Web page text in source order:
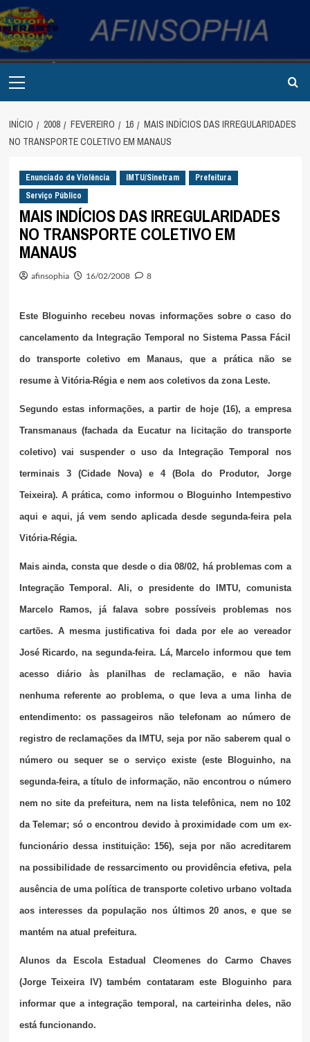
Avançar
para
o
conteúdo
Menu
INÍCIO 2008 FEVEREIRO 16
MAIS INDÍCIOS DAS IRREGULARIDADES
NO TRANSPORTE COLETIVO EM MANAUS
Enunciado de Violência IMTU/Sinetram
Prefeitura
Serviço Público
MAIS INDÍCIOS DAS IRREGULARIDADES
NO TRANSPORTE COLETIVO EM
MANAUS
afinsophia 16/02/2008 8
Este Bloguinho recebeu novas informações sobre o caso do
cancelamento da Integração Temporal no Sistema Passa Fácil
do transporte coletivo em Manaus, que a prática não se
resume à Vitória-Régia e nem aos coletivos da zona Leste.
Segundo estas informações, a partir de hoje (16), a empresa
Transmanaus (fachada da Eucatur na licitação do transporte
coletivo) vai suspender o uso da Integração Temporal nos
terminais 3 (Cidade Nova) e 4 (Bola do Produtor, Jorge
Teixeira). A prática, como informou o Bloguinho Intempestivo
aqui e aqui, já vem sendo aplicada desde segunda-feira pela
Vitória-Régia.
Mais ainda, consta que desde o dia 08/02, há problemas com a
Integração Temporal. Ali, o presidente do IMTU, comunista
Marcelo Ramos, já falava sobre possíveis problemas nos
cartões. A mesma justificativa foi dada por ele ao vereador
José Ricardo, na segunda-feira. Lá, Marcelo informou que tem
acesso diário às planilhas de reclamação, e não havia
nenhuma referente ao problema, o que leva a uma linha de
entendimento: os passageiros não telefonam ao número de
registro de reclamações da IMTU, seja por não saberem qual o
número ou sequer se o serviço existe (este Bloguinho, na
segunda-feira, a título de informação, não encontrou o número
nem no site da prefeitura, nem na lista telefônica, nem no 102
da Telemar; só o encontrou devido à proximidade com um ex-
funcionário dessa instituição: 156), seja por não acreditarem
na possibilidade de ressarcimento ou providência efetiva, pela
ausência de uma política de transporte coletivo urbano voltada
aos interesses da população nos últimos 20 anos, e que se
mantém na atual prefeitura.
Alunos da Escola Estadual Cleomenes do Carmo Chaves
(Jorge Teixeira IV) também contataram este Bloguinho para
informar que a integração temporal, na carteirinha deles, não
está funcionando.